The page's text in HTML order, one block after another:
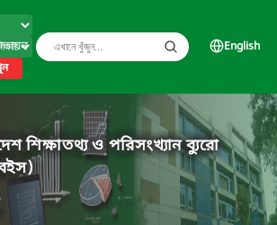
English
শিক্ষাতথ্য ও পরিসংখ্যান ব্যুরো